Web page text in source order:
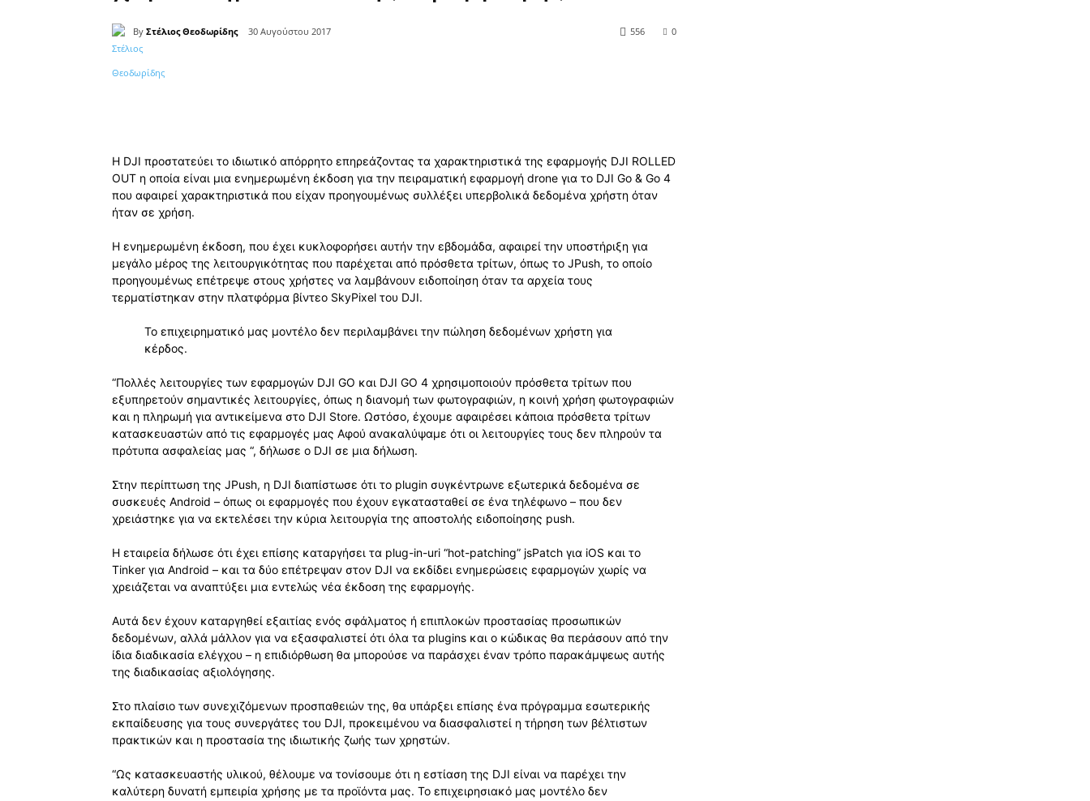
By Στέλιος Θεοδωρίδης 30 Αυγούστου 2017 0
556
Κοινοποίηση
Η DJI προστατεύει το ιδιωτικό απόρρητο επηρεάζοντας τα χαρακτηριστικά της εφαρμογής DJI ROLLED
OUT η οποία είναι μια ενημερωμένη έκδοση για την πειραματική εφαρμογή drone για το DJI Go & Go 4
που αφαιρεί χαρακτηριστικά που είχαν προηγουμένως συλλέξει υπερβολικά δεδομένα χρήστη όταν
ήταν σε χρήση.
Η ενημερωμένη έκδοση, που έχει κυκλοφορήσει αυτήν την εβδομάδα, αφαιρεί την υποστήριξη για
μεγάλο μέρος της λειτουργικότητας που παρέχεται από πρόσθετα τρίτων, όπως το JPush, το οποίο
προηγουμένως επέτρεψε στους χρήστες να λαμβάνουν ειδοποίηση όταν τα αρχεία τους
τερματίστηκαν στην πλατφόρμα βίντεο SkyPixel του DJI.
Το επιχειρηματικό μας μοντέλο δεν περιλαμβάνει την πώληση δεδομένων χρήστη για
κέρδος.
“Πολλές λειτουργίες των εφαρμογών DJI GO και DJI GO 4 χρησιμοποιούν πρόσθετα τρίτων που
εξυπηρετούν σημαντικές λειτουργίες, όπως η διανομή των φωτογραφιών, η κοινή χρήση φωτογραφιών
και η πληρωμή για αντικείμενα στο DJI Store. Ωστόσο, έχουμε αφαιρέσει κάποια πρόσθετα τρίτων
κατασκευαστών από τις εφαρμογές μας Αφού ανακαλύψαμε ότι οι λειτουργίες τους δεν πληρούν τα
πρότυπα ασφαλείας μας “, δήλωσε ο DJI σε μια δήλωση.
Στην περίπτωση της JPush, η DJI διαπίστωσε ότι το plugin συγκέντρωνε εξωτερικά δεδομένα σε
συσκευές Android – όπως οι εφαρμογές που έχουν εγκατασταθεί σε ένα τηλέφωνο – που δεν
χρειάστηκε για να εκτελέσει την κύρια λειτουργία της αποστολής ειδοποίησης push.
Η εταιρεία δήλωσε ότι έχει επίσης καταργήσει τα plug-in-uri “hot-patching” jsPatch για iOS και το
Tinker για Android – και τα δύο επέτρεψαν στον DJI να εκδίδει ενημερώσεις εφαρμογών χωρίς να
χρειάζεται να αναπτύξει μια εντελώς νέα έκδοση της εφαρμογής.
Αυτά δεν έχουν καταργηθεί εξαιτίας ενός σφάλματος ή επιπλοκών προστασίας προσωπικών
δεδομένων, αλλά μάλλον για να εξασφαλιστεί ότι όλα τα plugins και ο κώδικας θα περάσουν από την
ίδια διαδικασία ελέγχου – η επιδιόρθωση θα μπορούσε να παράσχει έναν τρόπο παρακάμψεως αυτής
της διαδικασίας αξιολόγησης.
Στο πλαίσιο των συνεχιζόμενων προσπαθειών της, θα υπάρξει επίσης ένα πρόγραμμα εσωτερικής
εκπαίδευσης για τους συνεργάτες του DJI, προκειμένου να διασφαλιστεί η τήρηση των βέλτιστων
πρακτικών και η προστασία της ιδιωτικής ζωής των χρηστών.
“Ως κατασκευαστής υλικού, θέλουμε να τονίσουμε ότι η εστίαση της DJI είναι να παρέχει την
καλύτερη δυνατή εμπειρία χρήσης με τα προϊόντα μας. Το επιχειρησιακό μας μοντέλο δεν